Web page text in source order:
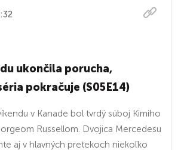
ukončila porucha,
pokračuje (S05E14)
v Kanade bol tvrdý súboj Kimiho
Russellom. Dvojica Mercedesu
aj v hlavných pretekoch niekoľko